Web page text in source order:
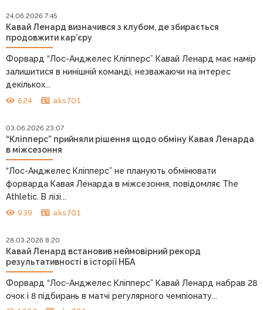
24.06.2026 7:45
Кавай Ленард визначився з клубом, де збирається
продовжити кар’єру
Форвард “Лос-Анджелес Кліпперс” Кавай Ленард має намір
залишитися в нинішній команді, незважаючи на інтерес
декількох...
624 aks701
03.06.2026 23:07
“Кліпперс” прийняли рішення щодо обміну Кавая Ленарда
в міжсезоння
“Лос-Анджелес Кліпперс” не планують обмінювати
форварда Кавая Ленарда в міжсезоння, повідомляє The
Athletic. В лізі...
939 aks701
28.03.2026 8:20
Кавай Ленард встановив неймовірний рекорд
результативності в історії НБА
Форвард “Лос-Анджелес Кліпперс” Кавай Ленард набрав 28
очок і 8 підбирань в матчі регулярного чемпіонату...